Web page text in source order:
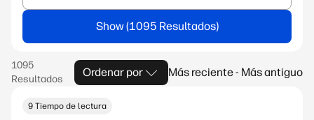
Show
Ordenar por Más reciente - Más antiguo
9 Tiempo de lectura